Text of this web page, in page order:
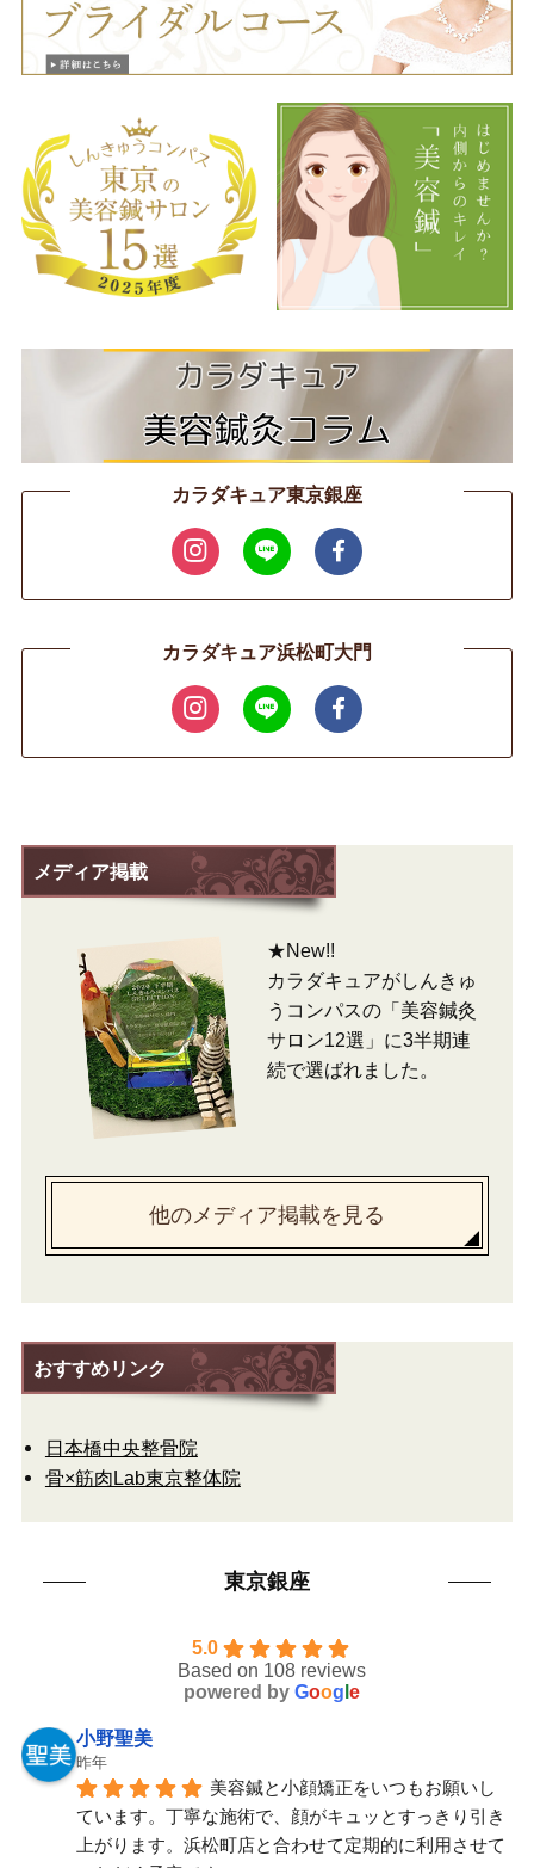
カラダキュア東京銀座
カラダキュア浜松町大門
メディア掲載
★New!!
カラダキュアがしんきゅ
うコンパスの「美容鍼灸
サロン12選」に3半期連
続で選ばれました。
他のメディア掲載を見る
おすすめリンク
日本橋中央整骨院
骨×筋肉Lab東京整体院
東京銀座
5.0
Based on 108 reviews
powered by Goog e
小野聖美
昨年
美容鍼と小顔矯正をいつもお願いし
ています。丁寧な施術で、顔がキュッとすっきり引き
上がります。浜松町店と合わせて定期的に利用させて